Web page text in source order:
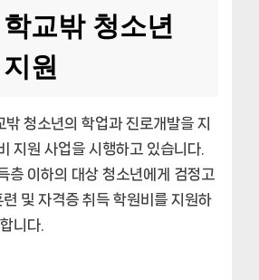
교밖 청소년
원
밖 청소년의 학업과 진로개발을 지
지원 사업을 시행하고 있습니다.
층 이하의 대상 청소년에게 검정고
및 자격증 취득 학원비를 지원하
니다.